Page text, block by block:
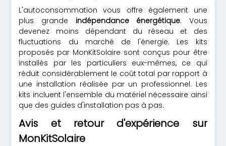
L'autoconsommation vous offre également une
plus grande indépendance énergétique. Vous
devenez moins dépendant du réseau et des
fluctuations du marché de l'énergie. Les kits
proposés par MonKitSolaire sont conçus pour être
installés par les particuliers eux-mêmes, ce qui
réduit considérablement le coût total par rapport à
une installation réalisée par un professionnel. Les
kits incluent l'ensemble du matériel nécessaire ainsi
que des guides d'installation pas à pas.
Avis et retour d'expérience sur
MonKitSolaire